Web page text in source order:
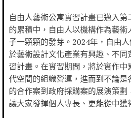
自由人藝術公寓實習計畫已邁入
的累積中，自由人以機構作為藝
子一顆顆的發芽。2024年，自由
於藝術設計文化產業有興趣、不
習計畫。在實習期間，將於實作
代空間的組織營運，進而到不論是
的合作案到政府採購案的展演策
讓大家發揮個人專長、更能從中獲